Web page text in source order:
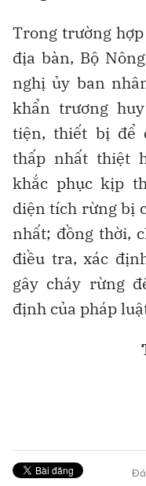
Trong trường
địa bàn, Bộ
nghị ủy ban
khẩn trương
tiện, thiết bị để
thấp nhất thiệt
khắc phục kịp
diện tích rừng bị
nhất; đồng thời,
điều tra, xác
gây cháy rừng
định của pháp